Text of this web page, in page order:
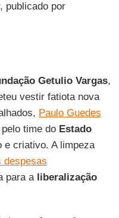
publicado por
Getulio Vargas,
vestir fatiota nova
Paulo Guedes
time do Estado
e criativo. A limpeza
despesas
para aliberalização